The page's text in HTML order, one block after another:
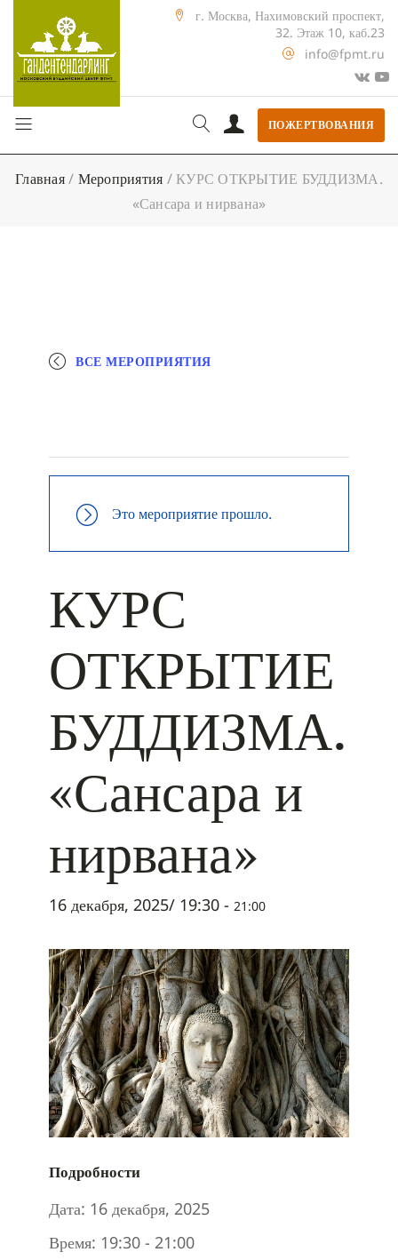
г. Москва, Нахимовский проспект,
32. Этаж 10, каб.23
info@fpmt.ru
ПОЖЕРТВОВАНИЯ
Главная/ Мероприятия / КУРС ОТКРЫТИЕ БУДДИЗМА.
«Сансара и нирвана»
ВСЕ МЕРОПРИЯТИЯ
Это мероприятие прошло.
КУРС
ОТКРЫТИЕ
БУДДИЗМА.
«Сансара и
нирвана»
16 декабря, 2025/ 19:30 - 21:00
Подробности
Дата: 16 декабря, 2025
Время: 19:30 - 21:00